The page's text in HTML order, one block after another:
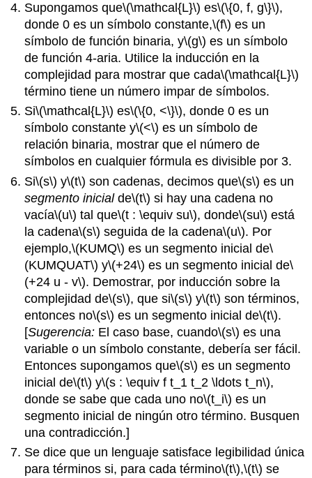
Supongamos que\(\mathcal{L}\) es\(\{0, f, g\}\),
donde 0 es un símbolo constante,\(f\) es un
símbolo de función binaria, y\(g\) es un símbolo
de función 4-aria. Utilice la inducción en la
complejidad para mostrar que cada\(\mathcal{L}\)
término tiene un número impar de símbolos.
Si\(\mathcal{L}\) es\(\{0, <\}\), donde 0 es un
símbolo constante y\(<\) es un símbolo de
relación binaria, mostrar que el número de
símbolos en cualquier fórmula es divisible por 3.
Si\(s\) y\(t\) son cadenas, decimos que\(s\) es un
segmento inicialde\(t\) si hay una cadena no
vacía\(u\) tal que\(t : \equiv su\), donde\(su\) está
la cadena\(s\) seguida de la cadena\(u\). Por
ejemplo,\(KUMQ\) es un segmento inicial de\
(KUMQUAT\) y\(+24\) es un segmento inicial de\
(+24 u - v\). Demostrar, por inducción sobre la
complejidad de\(s\), que si\(s\) y\(t\) son términos,
entonces no\(s\) es un segmento inicial de\(t\).
[Sugerencia: El caso base, cuando\(s\) es una
variable o un símbolo constante, debería ser fácil.
Entonces supongamos que\(s\) es un segmento
inicial de\(t\) y\(s : \equiv f t_1 t_2 \ldots t_n\),
donde se sabe que cada uno no\(t_i\) es un
segmento inicial de ningún otro término. Busquen
una contradicción.]
Se dice que un lenguaje satisface legibilidad única
para términos si, para cada término\(t\),\(t\) se